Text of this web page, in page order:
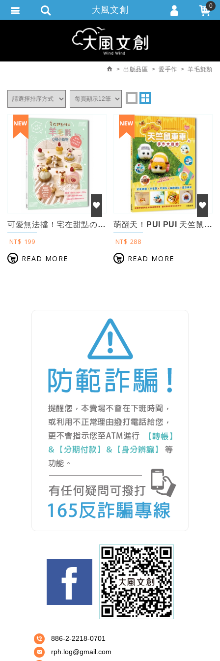
出版品區 愛手作 羊毛氈類
可愛無法擋！宅在甜點の羊毛氈Q萌小動物：暖心治癒！繪本×手作×食譜的驚喜結合
NT$ 199
READ MORE
萌翻天！PUI PUI 天竺鼠車車の手作大冒險 ：全面網羅！羊毛氈×不織布×編織...
NT$ 288
READ MORE
886-2-2218-0701
rph.log@gmail.com
大風文創 0
會員登入
會員註冊
忘記密碼
追蹤清單
繁體中文